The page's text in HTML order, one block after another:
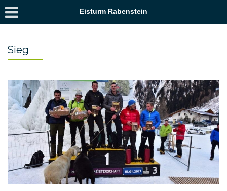
Eisturm Rabenstein
Sieg